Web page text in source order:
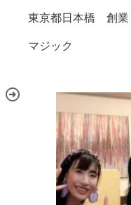
東京都日本橋 創業
マジック